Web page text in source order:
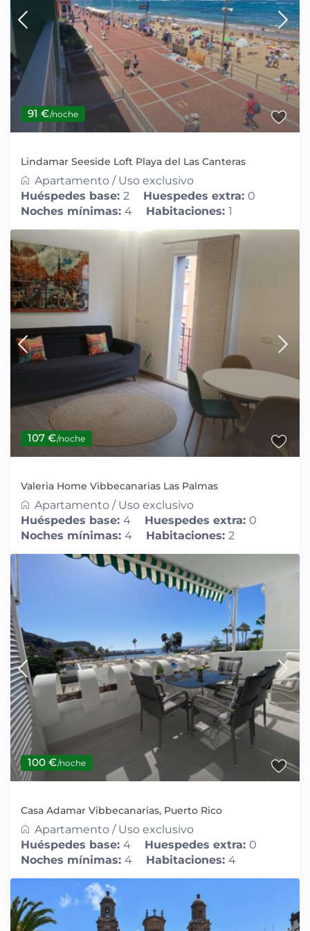
91 €/noche
Lindamar Seeside Loft Playa del Las Canteras
Apartamento / Uso exclusivo
Huéspedes base: 2 Huespedes extra: 0
Noches mínimas: 4 Habitaciones: 1
107 €/noche
Valeria Home Vibbecanarias Las Palmas
Apartamento / Uso exclusivo
Huéspedes base: 4 Huespedes extra: 0
Noches mínimas: 4 Habitaciones: 2
100 €/noche
Casa Adamar Vibbecanarias, Puerto Rico
Apartamento / Uso exclusivo
Huéspedes base: 4 Huespedes extra: 0
Noches mínimas: 4 Habitaciones: 4